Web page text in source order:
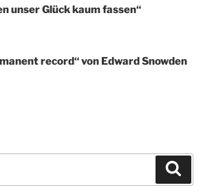
unser Glück kaum fassen“
record“ von Edward Snowden